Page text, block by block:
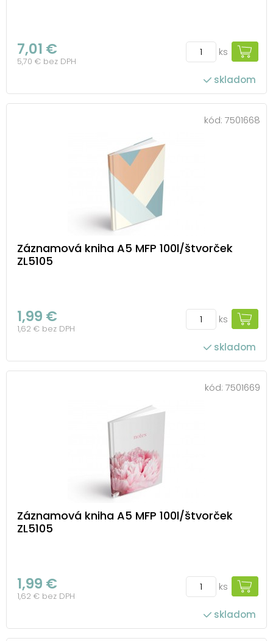
7,01 €
5,70 € bez DPH
ks
skladom
kód: 7501668
Záznamová kniha A5 MFP 100l/štvorček
ZL5105
1,99 €
1,62 € bez DPH
ks
skladom
kód: 7501669
Záznamová kniha A5 MFP 100l/štvorček
ZL5105
1,99 €
1,62 € bez DPH
ks
skladom